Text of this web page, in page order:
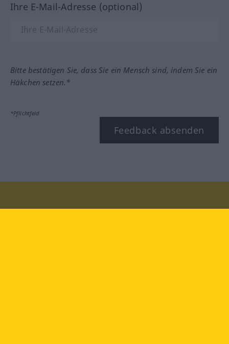
Ihre E-Mail-Adresse (optional)
Bitte bestätigen Sie, dass Sie ein Mensch sind, indem Sie ein
Häkchen setzen.*
*Pflichtfeld
Feedback absenden
Besuchen Sie uns auf: